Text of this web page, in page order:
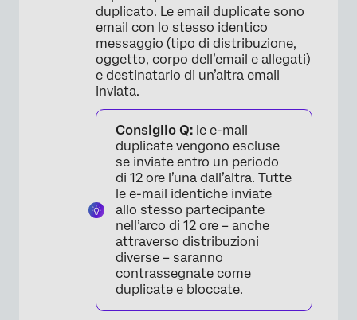
duplicato. Le email duplicate sono
email con lo stesso identico
messaggio (tipo di distribuzione,
oggetto, corpo dell’email e allegati)
e destinatario di un’altra email
inviata.
Consiglio Q: le e-mail
duplicate vengono escluse
se inviate entro un periodo
di 12 ore l’una dall’altra. Tutte
le e-mail identiche inviate
allo stesso partecipante
nell’arco di 12 ore – anche
attraverso distribuzioni
diverse – saranno
contrassegnate come
duplicate e bloccate.